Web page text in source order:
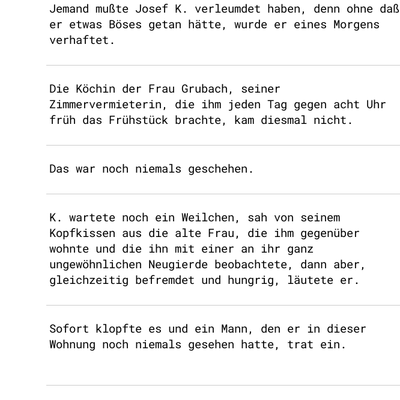
Jemand mußte Josef K. verleumdet haben, denn ohne daß
er etwas Böses getan hätte, wurde er eines Morgens
verhaftet.
Die Köchin der Frau Grubach, seiner
Zimmervermieterin, die ihm jeden Tag gegen acht Uhr
früh das Frühstück brachte, kam diesmal nicht.
Das war noch niemals geschehen.
K. wartete noch ein Weilchen, sah von seinem
Kopfkissen aus die alte Frau, die ihm gegenüber
wohnte und die ihn mit einer an ihr ganz
ungewöhnlichen Neugierde beobachtete, dann aber,
gleichzeitig befremdet und hungrig, läutete er.
Sofort klopfte es und ein Mann, den er in dieser
Wohnung noch niemals gesehen hatte, trat ein.